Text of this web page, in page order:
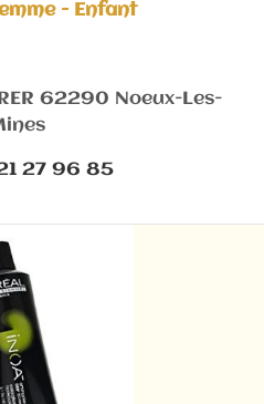
- Enfant
62290 Noeux-Les-
27 96 85